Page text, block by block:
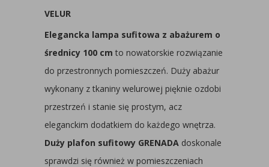
VELUR
Elegancka lampa sufitowa z abażurem o
średnicy 100 cm to nowatorskie rozwiązanie
do przestronnych pomieszczeń. Duży abażur
wykonany z tkaniny welurowej pięknie ozdobi
przestrzeń i stanie się prostym, acz
eleganckim dodatkiem do każdego wnętrza.
Duży plafon sufitowy GRENADA doskonale
sprawdzi się również w pomieszczeniach